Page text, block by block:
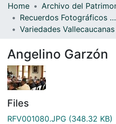
Home
Recuerdos Fotográficos Vallecaucanos
Variedades Vallecaucanas
Angelino Garzón
Files
RFV001080.JPG (348.32 KB)